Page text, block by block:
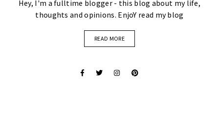
Hey, I'm a fulltime blogger - this blog about my life,
thoughts and opinions. EnjoY read my blog
READ MORE